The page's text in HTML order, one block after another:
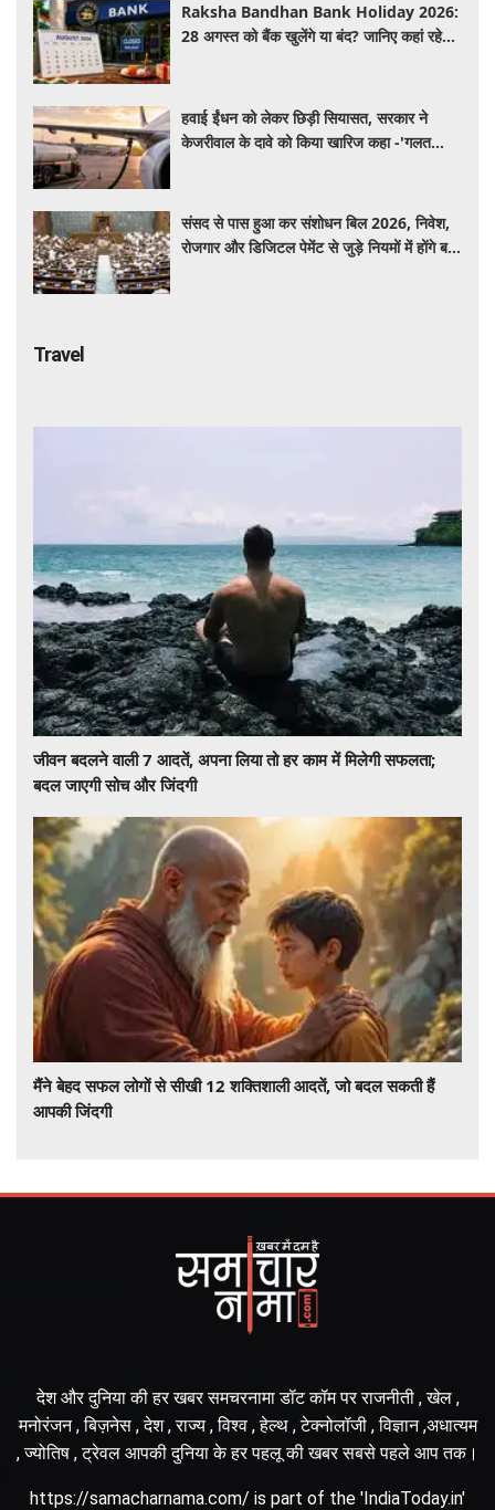
Raksha Bandhan Bank Holiday 2026:
28 अगस्त को बैंक खुलेंगे या बंद? जानिए कहां रहेगी
हवाई ईंधन को लेकर छिड़ी सियासत, सरकार ने
केजरीवाल के दावे को किया खारिज कहा -'गलत
संसद से पास हुआ कर संशोधन बिल 2026, निवेश,
रोजगार और डिजिटल पेमेंट से जुड़े नियमों में होंगे बड़े
Travel
जीवन बदलने वाली 7 आदतें, अपना लिया तो हर काम में मिलेगी सफलता;
बदल जाएगी सोच और जिंदगी
मैंने बेहद सफल लोगों से सीखी 12 शक्तिशाली आदतें, जो बदल सकती हैं
आपकी जिंदगी
देश और दुनिया की हर खबर समचरनामा डॉट कॉम पर राजनीती , खेल ,
मनोरंजन , बिज़नेस , देश , राज्य , विश्व , हेल्थ , टेक्नोलॉजी , विज्ञान ,अधात्यम
, ज्योतिष , ट्रेवल आपकी दुनिया के हर पहलू की खबर सबसे पहले आप तक।
https://samacharnama.com/ is part of the 'IndiaToday.in'